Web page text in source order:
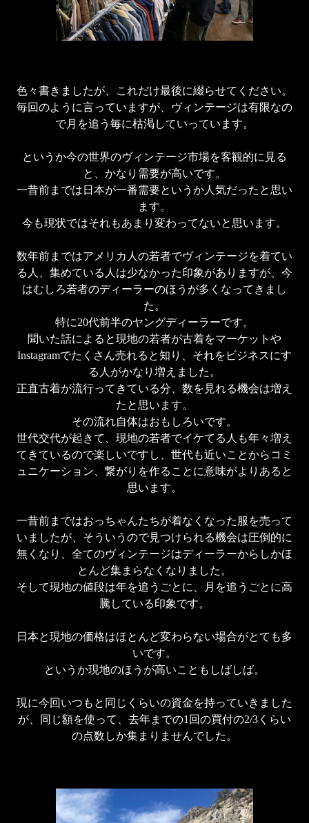
色々書きましたが、これだけ最後に綴らせてください。
毎回のように言っていますが、ヴィンテージは有限なの
で月を追う毎に枯渇していっています。
というか今の世界のヴィンテージ市場を客観的に見る
と、かなり需要が高いです。
一昔前までは日本が一番需要というか人気だったと思い
ます。
今も現状ではそれもあまり変わってないと思います。
数年前まではアメリカ人の若者でヴィンテージを着てい
る人、集めている人は少なかった印象がありますが、今
はむしろ若者のディーラーのほうが多くなってきまし
た。
特に20代前半のヤングディーラーです。
聞いた話によると現地の若者が古着をマーケットや
Instagramでたくさん売れると知り、それをビジネスにす
る人がかなり増えました。
正直古着が流行ってきている分、数を見れる機会は増え
たと思います。
その流れ自体はおもしろいです。
世代交代が起きて、現地の若者でイケてる人も年々増え
てきているので楽しいですし、世代も近いことからコミ
ュニケーション、繋がりを作ることに意味がよりあると
思います。
一昔前まではおっちゃんたちが着なくなった服を売って
いましたが、そういうので見つけられる機会は圧倒的に
無くなり、全てのヴィンテージはディーラーからしかほ
とんど集まらなくなりました。
そして現地の値段は年を追うごとに、月を追うごとに高
騰している印象です。
日本と現地の価格はほとんど変わらない場合がとても多
いです。
というか現地のほうが高いこともしばしば。
現に今回いつもと同じくらいの資金を持っていきました
が、同じ額を使って、去年までの1回の買付の2/3くらい
の点数しか集まりませんでした。